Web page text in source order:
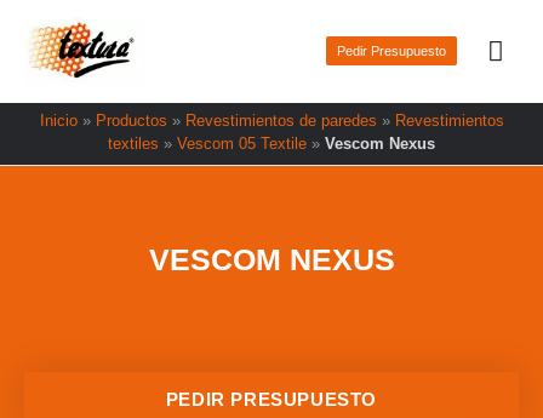
contenido
Pedir Presupuesto
Inicio» Productos » Revestimientos de paredes » Revestimientos
textiles » Vescom 05 Textile » Vescom Nexus
VESCOM NEXUS
PEDIR PRESUPUESTO